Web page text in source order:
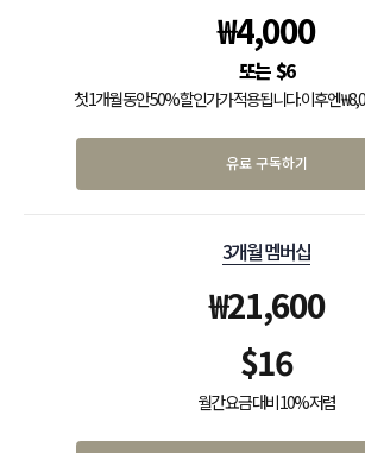
₩4,000
$6
첫 1개월 동안 50% 할인가가 적용됩니다. 이후엔
유료 구독하기
3개월 멤버십
₩21,600
$16
월간 요금 대비 10% 저렴